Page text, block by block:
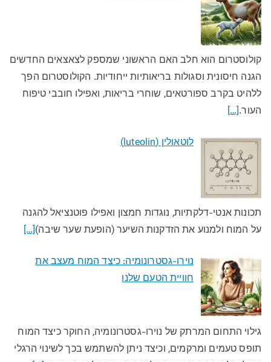
קולוסטרום הוא חלב האם הראשוני שמספק לצאצאים החדשים
הגנה חיסונית וסגולות בריאותיות ייחודיות. הקולוסטרום הפך
ללהיט בקרב ספורטאים, שוחרי בריאות, ואפילו חובבי טיפוח
העור.[…]
לוטאולין (luteolin)
תכונות אנטי-דלקתיות, נוגדות חמצון ואפילו פוטנציאל להגנה
על המוח ולמנוע את הזדקנות השיער (הופעת שער שיבה)[…]
נוירו-גסטרונומיה: כיצד המוח מעצב את
חוויית הטעם שלנו​
גילוי התחום המרתק של נוירו-גסטרונומיה, החוקר כיצד המוח
תופס טעמים ומרקמים, וכיצד ניתן להשתמש בכך לשינוי הרגלי